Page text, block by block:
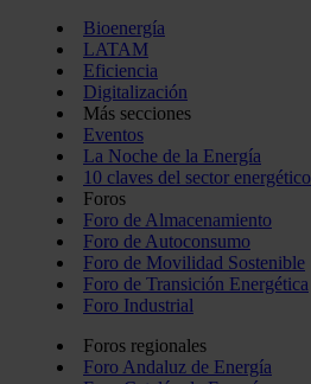
Bioenergía
LATAM
Eficiencia
Digitalización
Más secciones
Eventos
La Noche de la Energía
10 claves del sector energético
Foros
Foro de Almacenamiento
Foro de Autoconsumo
Foro de Movilidad Sostenible
Foro de Transición Energética
Foro Industrial
Foros regionales
Foro Andaluz de Energía